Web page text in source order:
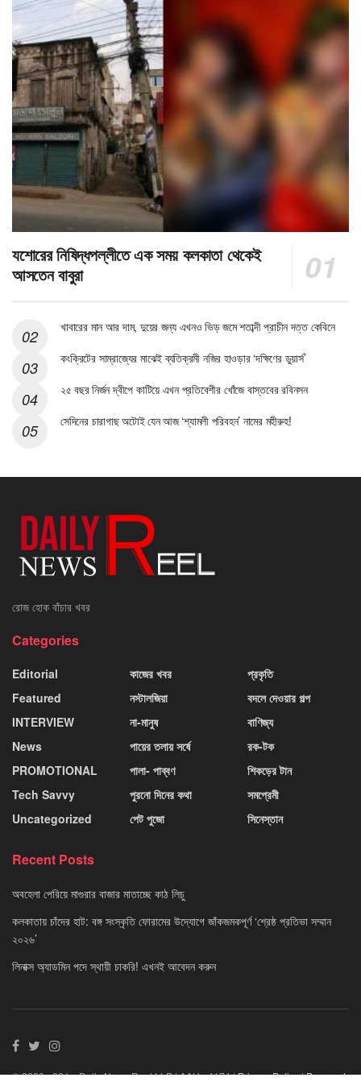
যশোরের নিষিদ্ধপল্লীতে এক সময় কলকাতা থেকেই
আসতেন বাবুরা
খাবারের মান আর দাম, দুয়ের জন্য এখনও ভিড় জমে শতাব্দী প্রাচীন দত্ত কেবিনে
কংক্রিটের সাম্রাজ্যের মাঝেই ব্যতিক্রমী নজির হাওড়ার ‘দক্ষিণের ডুয়ার্স’
২৫ বছর নির্জন দ্বীপে কাটিয়ে এখন প্রতিবেশীর খোঁজে বাস্তবের রবিনসন
সেদিনের চারাগাছ অটোই যেন আজ ‘শ্যামলী পরিবহন’ নামের মহীরুহ!
রোজ হোক বাঁচার খবর
Categories
Editorial
Featured
INTERVIEW
News
PROMOTIONAL
Tech Savvy
Uncategorized
কাজের খবর
নস্টালজিয়া
না-মানুষ
পায়ের তলায় সর্ষে
পালা- পাব্বণ
পুরনো দিনের কথা
পেট পুজো
প্রকৃতি
বদলে দেওয়ার গল্প
বাণিজ্য
রক-টক
শিকড়ের টান
সমপ্রেমী
সিনেস্তান
Recent Posts
অবহেলা পেরিয়ে মাগুরার বাজার মাতাচ্ছে কাঠ লিচু
কলকাতায় চাঁদের হাট: বঙ্গ সংস্কৃতি ফোরামের উদ্যোগে জাঁকজমকপূর্ণ ‘শ্রেষ্ঠ প্রতিভা সম্মান
২০২৬’
লিনাক্স অ্যাডমিন পদে স্থায়ী চাকরি! এখনই আবেদন করুন
© 2020 - 22 by Daily News Reel LLP | AAU - 4174 |Privacy Policy|Powered